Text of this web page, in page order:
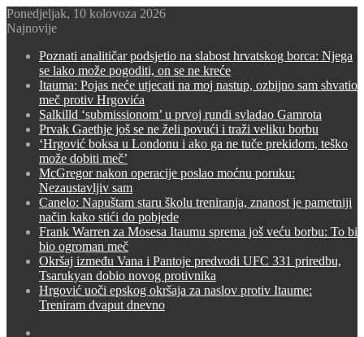
Ponedjeljak, 10 kolovoza 2026
Najnovije
Poznati analitičar podsjetio na slabost hrvatskog borca: Njega
se lako može pogoditi, on se ne kreće
Itauma: Pojas neće utjecati na moj nastup, ozbijno sam shvatio
meč protiv Hrgovića
Salkilld ‘submissionom’ u prvoj rundi svladao Gamrota
Prvak Gaethje još se ne želi povući i traži veliku borbu
‘Hrgović boksa u Londonu i ako ga ne tuče prekidom, teško
može dobiti meč’
McGregor nakon operacije poslao moćnu poruku:
Nezaustavljiv sam
Canelo: Napuštam staru školu treniranja, znanost je pametniji
način kako stići do pobjede
Frank Warren za Mosesa Itaumu sprema još veću borbu: To bi
bio ogroman meč
Okršaj između Vana i Pantoje predvodi UFC 331 priredbu,
Tsarukyan dobio novog protivnika
Hrgović uoči epskog okršaja za naslov protiv Itaume:
Treniram dvaput dnevno